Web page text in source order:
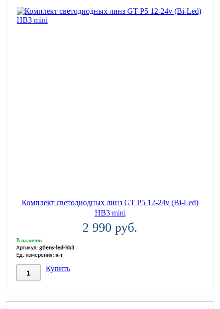
Комплект светодиодных линз GT P5 12-24v (Bi-Led)
HB3 mini
2 990 руб.
В наличии
Артикул: gtlens-led-hb3
Ед. измерения: к-т
Купить